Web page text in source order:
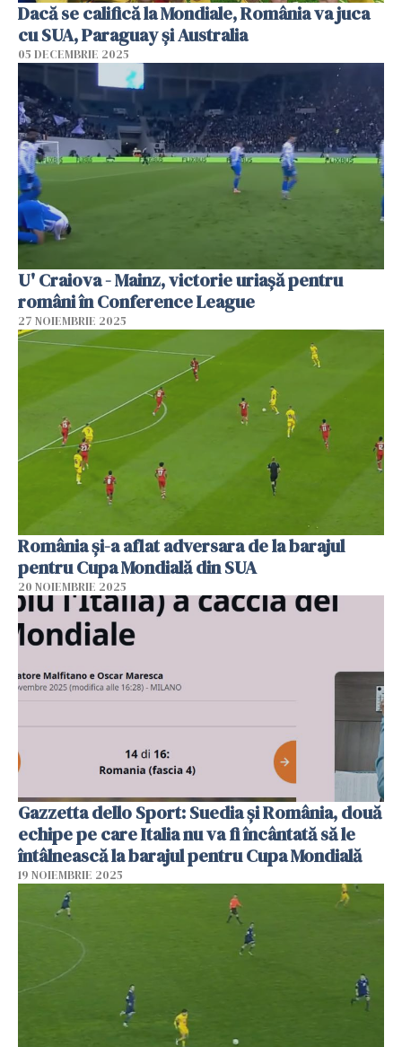
Dacă se califică la Mondiale, România va juca
cu SUA, Paraguay şi Australia
05 DECEMBRIE 2025
U' Craiova - Mainz, victorie uriașă pentru
români în Conference League
27 NOIEMBRIE 2025
România și-a aflat adversara de la barajul
pentru Cupa Mondială din SUA
20 NOIEMBRIE 2025
Gazzetta dello Sport: Suedia şi România, două
echipe pe care Italia nu va fi încântată să le
întâlnească la barajul pentru Cupa Mondială
19 NOIEMBRIE 2025